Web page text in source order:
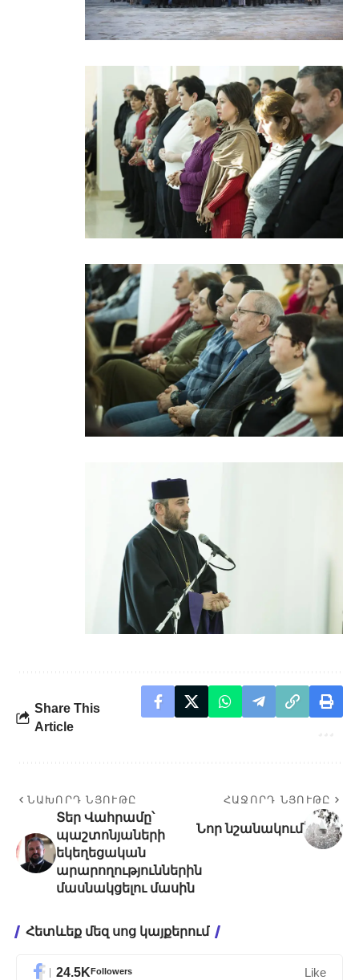
Share This
Article
ՆԱԽՈՐԴ ՆՅՈՒԹԸ
Տեր Վահրամը՝
պաշտոնյաների
եկեղեցական
արարողություններին
մասնակցելու մասին
ՀԱՋՈՐԴ ՆՅՈՒԹԸ
Նոր նշանակում
Հետևեք մեզ սոց կայքերում
24.5KFollowers Like